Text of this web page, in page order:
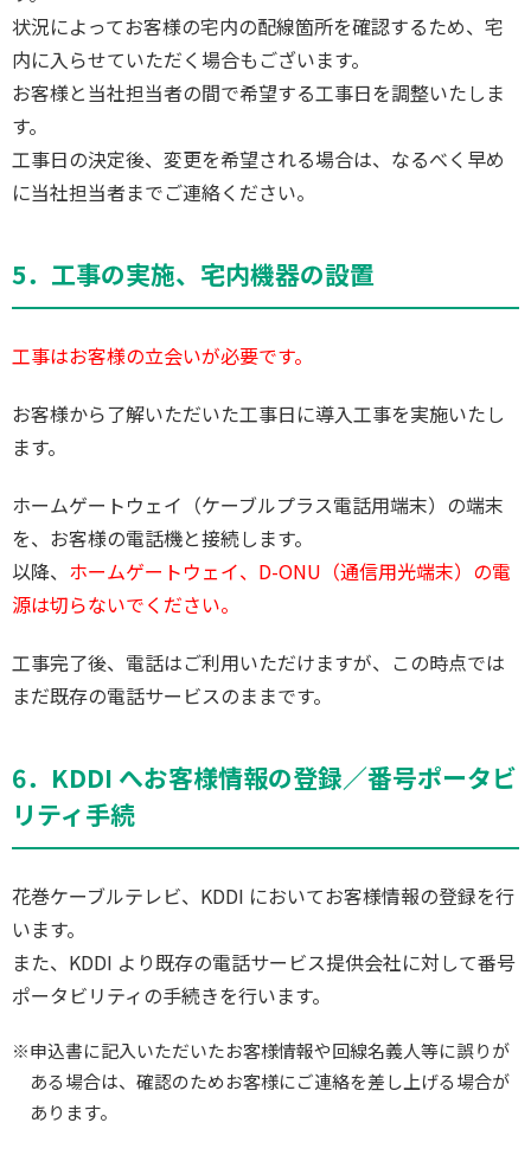
状況によってお客様の宅内の配線箇所を確認するため、宅
内に入らせていただく場合もございます。
お客様と当社担当者の間で希望する工事日を調整いたしま
す。
工事日の決定後、変更を希望される場合は、なるべく早め
に当社担当者までご連絡ください。
5．工事の実施、宅内機器の設置
工事はお客様の立会いが必要です。
お客様から了解いただいた工事日に導入工事を実施いたし
ます。
ホームゲートウェイ（ケーブルプラス電話用端末）の端末
を、お客様の電話機と接続します。
以降、 ホームゲートウェイ、D-ONU（通信用光端末）の電
源は切らないでください。
工事完了後、電話はご利用いただけますが、この時点では
まだ既存の電話サービスのままです。
6．KDDI へお客様情報の登録／番号ポータビ
リティ手続
花巻ケーブルテレビ、KDDI においてお客様情報の登録を行
います。
また、KDDI より既存の電話サービス提供会社に対して番号
ポータビリティの手続きを行います。
※申込書に記入いただいたお客様情報や回線名義人等に誤りが
ある場合は、確認のためお客様にご連絡を差し上げる場合が
あります。